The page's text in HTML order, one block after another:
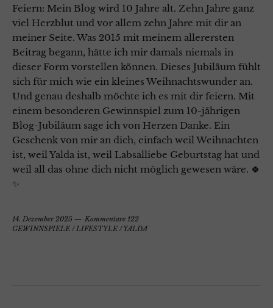
Feiern: Mein Blog wird 10 Jahre alt. Zehn Jahre ganz
viel Herzblut und vor allem zehn Jahre mit dir an
meiner Seite. Was 2015 mit meinem allerersten
Beitrag begann, hätte ich mir damals niemals in
dieser Form vorstellen können. Dieses Jubiläum fühlt
sich für mich wie ein kleines Weihnachtswunder an.
Und genau deshalb möchte ich es mit dir feiern. Mit
einem besonderen Gewinnspiel zum 10-jährigen
Blog-Jubiläum sage ich von Herzen Danke. Ein
Geschenk von mir an dich, einfach weil Weihnachten
ist, weil Yalda ist, weil Labsalliebe Geburtstag hat und
weil all das ohne dich nicht möglich gewesen wäre. 🍀
✨
14. Dezember 2025
Kommentare 122
GEWINNSPIELE /LIFESTYLE /YALDA